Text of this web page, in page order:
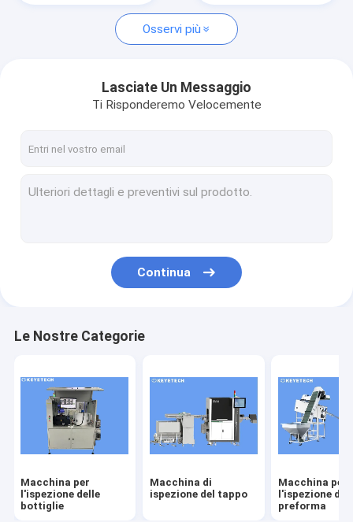
Macchina per l'ispezione delle bottiglie
Macchina per l'ispezione della preforma
Macchina di ispezione IML
Osservi più
Lasciate Un Messaggio
Ti Risponderemo Velocemente
Continua
Le Nostre Categorie
Macchina per
l'ispezione delle
bottiglie
Macchina di
ispezione del tappo
Macchina per
l'ispezione
preforma